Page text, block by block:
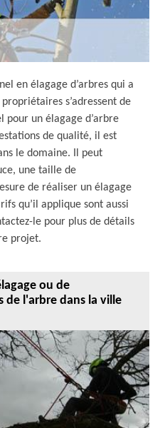
en élagage d’arbres qui a
s’adressent de
pour un élagage d’arbre
de qualité, il est
le domaine. Il peut
une taille de
de réaliser un élagage
qu’il applique sont aussi
le pour plus de détails
projet.
ou de
de l'arbre dans la ville